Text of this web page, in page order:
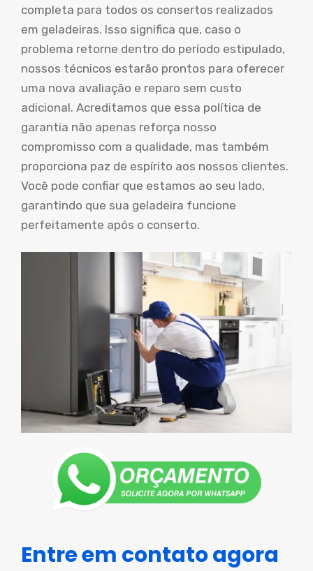
completa para todos os consertos realizados
em geladeiras. Isso significa que, caso o
problema retorne dentro do período estipulado,
nossos técnicos estarão prontos para oferecer
uma nova avaliação e reparo sem custo
adicional. Acreditamos que essa política de
garantia não apenas reforça nosso
compromisso com a qualidade, mas também
proporciona paz de espírito aos nossos clientes.
Você pode confiar que estamos ao seu lado,
garantindo que sua geladeira funcione
perfeitamente após o conserto.
Entre em contato agora